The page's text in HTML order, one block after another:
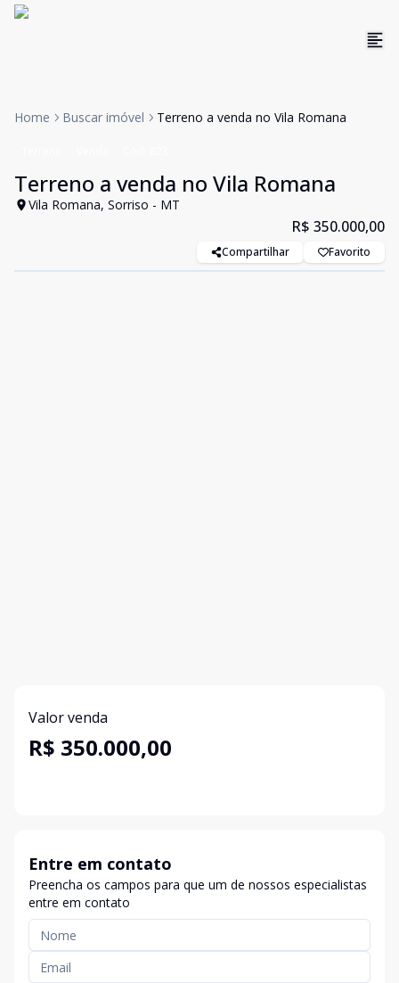
Home Buscar imóvel Terreno a venda no Vila Romana
Terreno a venda no Vila Romana
Vila Romana, Sorriso - MT
R$ 350.000,00
Compartilhar Favorito
Valor venda
R$ 350.000,00
Entre em contato
Preencha os campos para que um de nossos especialistas
entre em contato